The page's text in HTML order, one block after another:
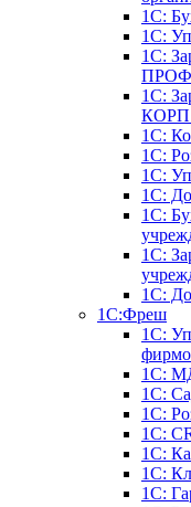
1C:
1C:
1C:
ПРОФ
1C:
КОРП
1C:
1С:
1С:
1С:
1C:
1C:
1С:
1С:Фреш
1С:
1С:
1С:
1С:
1C:
1C:
1С:
1С: